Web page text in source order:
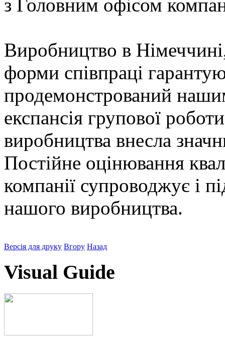
з Головним офісом
Виробництво в
форми співпраці
продемонстрований
експансія групової
виробництва внесла
Постійне оцінювання
компанії супроводжує і
нашого виробництва.
Версія для друку Вгору Назад
Visual Guide